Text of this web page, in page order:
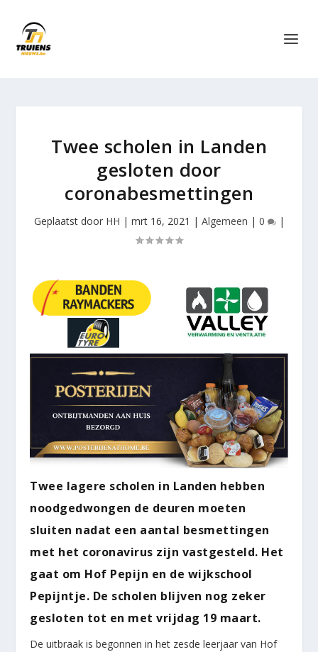
Twee scholen in Landen
gesloten door
coronabesmettingen
Geplaatst door HH | mrt 16, 2021 | Algemeen | 0 |
Twee lagere scholen in Landen hebben
noodgedwongen de deuren moeten
sluiten nadat een aantal besmettingen
met het coronavirus zijn vastgesteld. Het
gaat om Hof Pepijn en de wijkschool
Pepijntje. De scholen blijven nog zeker
gesloten tot en met vrijdag 19 maart.
De uitbraak is begonnen in het zesde leerjaar van Hof